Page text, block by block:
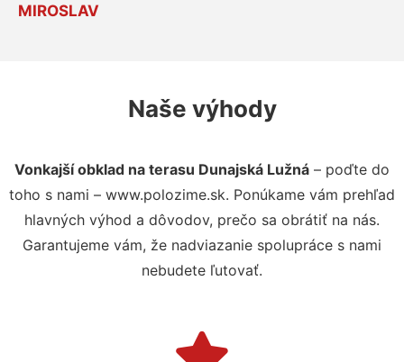
MIROSLAV
Naše výhody
Vonkajší obklad na terasu Dunajská Lužná – poďte do
toho s nami – www.polozime.sk. Ponúkame vám prehľad
hlavných výhod a dôvodov, prečo sa obrátiť na nás.
Garantujeme vám, že nadviazanie spolupráce s nami
nebudete ľutovať.